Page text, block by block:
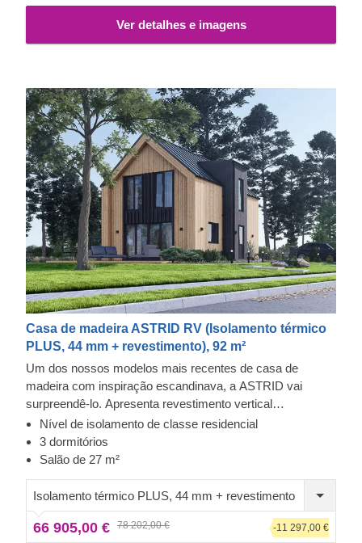
O exterior desta casa é também revestido com quartzito,
uma pedra natural com excelente resistência às
intempéries. Além do seu aspeto impressionante, é um
Ver detalhes e imagens
Casa de madeira ASTRID RV (Isolamento térmico
PLUS, 44 mm + revestimento), 92 m²
Um dos nossos modelos mais recentes de casa de
madeira com inspiração escandinava, a ASTRID vai
surpreendê-lo. Apresenta revestimento vertical
contemporâneo, um elegante telhado de duas águas e
inúmeras janelas e portas de grandes dimensões, esta
espaçosa casa de madeira é um dos maiores modelos da
estrutura de dois andares permitem que dedique todo o
segundo andar ao relaxamento.
Nível de isolamento de classe residencial
3 dormitórios
Salão de 27 m²
Isolamento térmico PLUS, 44 mm + revestimento
66 905,00 € 78 202,00 € -11 297,00 €